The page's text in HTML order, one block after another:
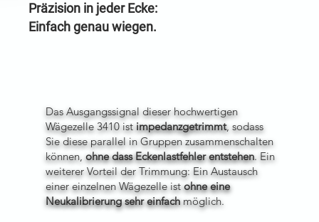
Präzision in jeder Ecke:
Einfach genau wiegen.
Das Ausgangssignal dieser hochwertigen
Wägezelle 3410 istimpedanzgetrimmt, sodass
Sie diese parallel in Gruppen zusammenschalten
können,ohne dass Eckenlastfehler entstehen. Ein
weiterer Vorteil der Trimmung: Ein Austausch
einer einzelnen Wägezelle istohne eine
Neukalibrierung sehr einfachmöglich.